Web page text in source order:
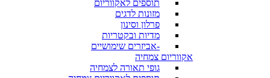
תוספים לאקווריום
מזונות לדגים
פרלון וסינון
מדיות ובקטריות
-אביזרים שימושיים
אקווריום צמחיה
גופי תאורה לצמחיה